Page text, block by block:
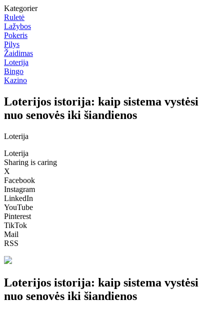
Kategorier
Ruletė
Lažybos
Pokeris
Pilys
Žaidimas
Loterija
Bingo
Kazino
Loterijos istorija: kaip sistema vystėsi
nuo senovės iki šiandienos
Loterija
Loterija
Sharing is caring
X
Facebook
Instagram
LinkedIn
YouTube
Pinterest
TikTok
Mail
RSS
Loterijos istorija: kaip sistema vystėsi
nuo senovės iki šiandienos